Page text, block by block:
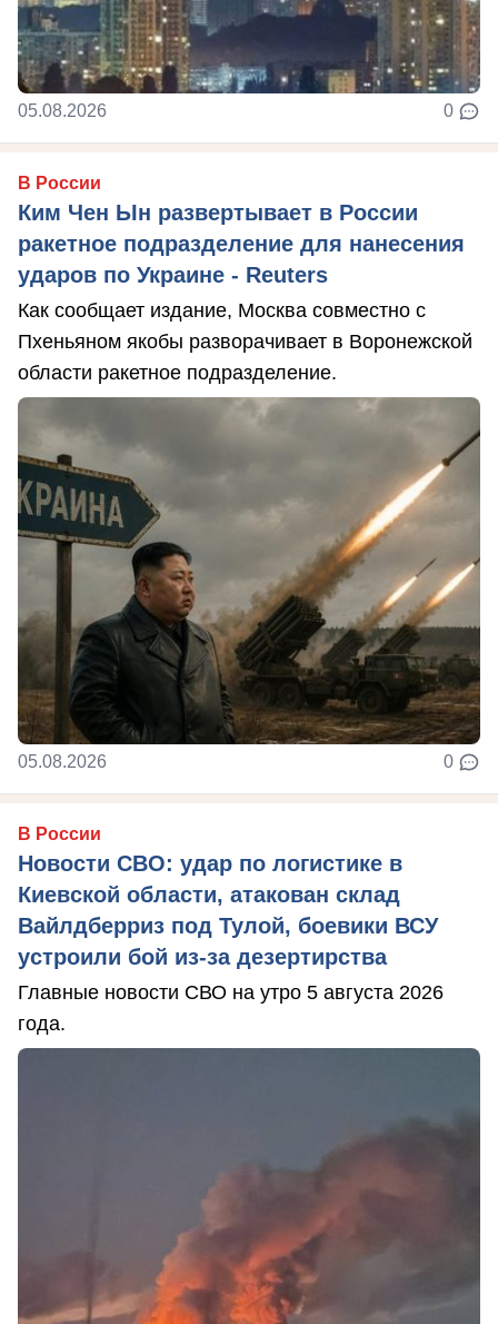
05.08.2026 0
В России
Ким Чен Ын развертывает в России
ракетное подразделение для нанесения
ударов по Украине - Reuters
Как сообщает издание, Москва совместно с
Пхеньяном якобы разворачивает в Воронежской
области ракетное подразделение.
05.08.2026 0
В России
Новости СВО: удар по логистике в
Киевской области, атакован склад
Вайлдберриз под Тулой, боевики ВСУ
устроили бой из-за дезертирства
Главные новости СВО на утро 5 августа 2026
года.